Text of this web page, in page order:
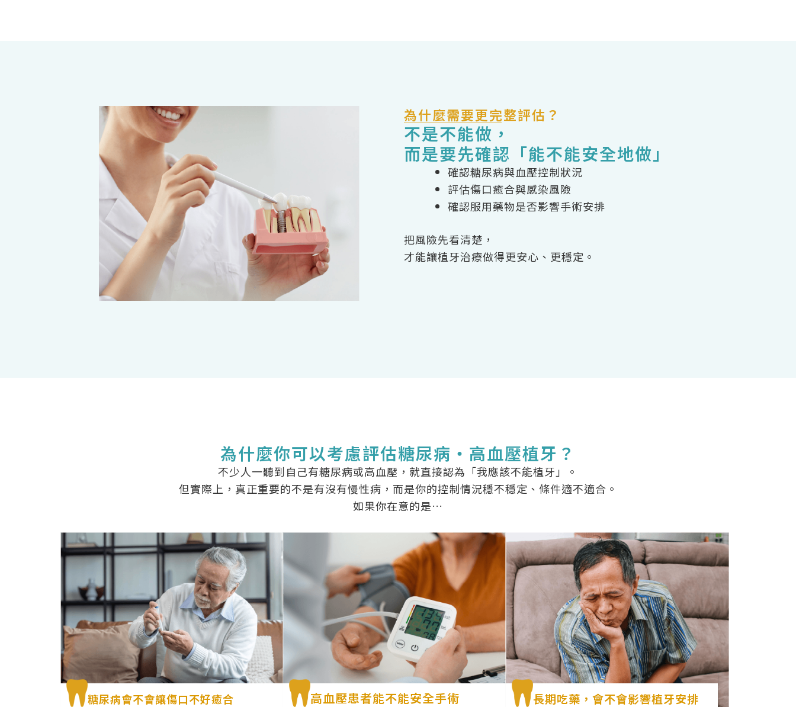
為什麼需要更完整評估？
不是不能做，
而是要先確認「能不能安全地做」
確認糖尿病與血壓控制狀況
評估傷口癒合與感染風險
確認服用藥物是否影響手術安排
把風險先看清楚，
才能讓植牙治療做得更安心、更穩定。
為什麼你可以考慮評估糖尿病・高血壓植牙？
不少人一聽到自己有糖尿病或高血壓，就直接認為「我應該不能植牙」。
但實際上，真正重要的不是有沒有慢性病，而是你的控制情況穩不穩定、條件適不適合。
如果你在意的是…
糖尿病會不會讓傷口不好癒合 高血壓患者能不能安全手術 長期吃藥，會不會影響植牙安排